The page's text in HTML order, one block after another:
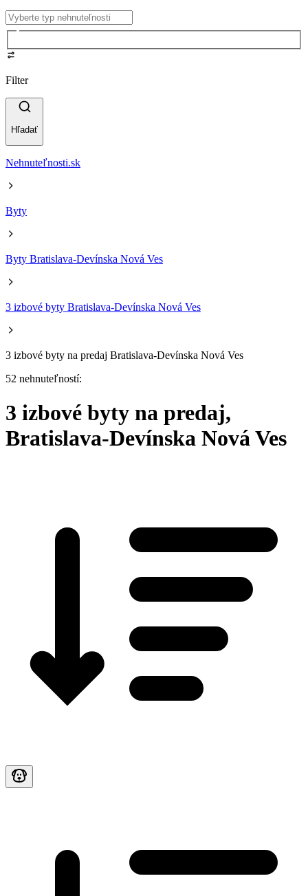
Filter
Hľadať
Nehnuteľnosti.sk
Byty
Byty Bratislava-Devínska Nová Ves
3 izbové byty Bratislava-Devínska Nová Ves
3 izbové byty na predaj Bratislava-Devínska Nová Ves
52 nehnuteľností:
3 izbové byty na predaj,
Bratislava-Devínska Nová Ves